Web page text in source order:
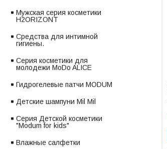
Мужская серия косметики
H2ORIZONT
Средства для интимной
гигиены.
Серия косметики для
молодежи MoDo ALICE
Гидрогелевые патчи MODUM
Детские шампуни Mil Mil
Серия Детской косметики
"Modum for kids"
Влажные салфетки